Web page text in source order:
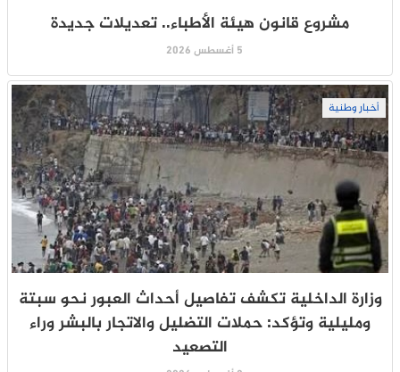
مشروع قانون هيئة الأطباء.. تعديلات جديدة
5 أغسطس 2026
أخبار وطنية
وزارة الداخلية تكشف تفاصيل أحداث العبور نحو سبتة
ومليلية وتؤكد: حملات التضليل والاتجار بالبشر وراء
التصعيد